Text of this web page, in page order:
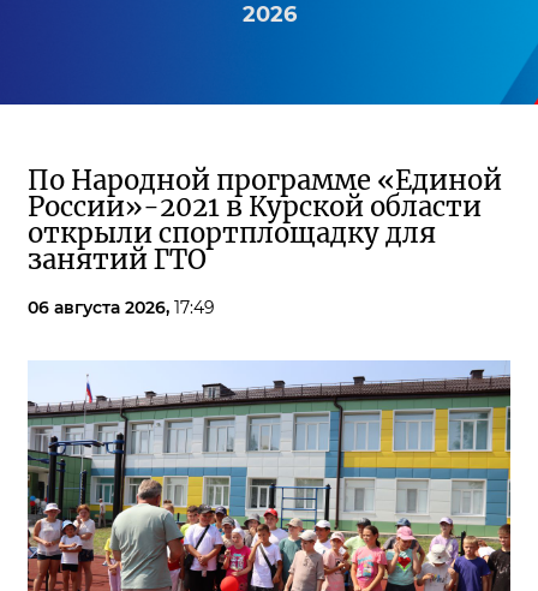
2026
По Народной программе «Единой
России»-2021 в Курской области
открыли спортплощадку для
занятий ГТО
06 августа 2026, 17:49